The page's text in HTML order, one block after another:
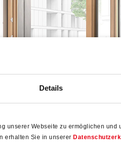
Details
unserer Webseite zu ermöglichen und
erhalten Sie in unserer
liegenden Kontaktelementen
Wohnkomfort und verbesserte
zum Standard. Im Bild eine